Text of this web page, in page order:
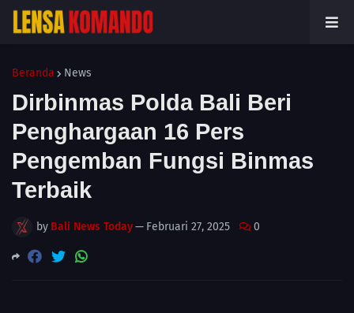
Beranda News
Dirbinmas Polda Bali Beri
Penghargaan 16 Pers
Pengemban Fungsi Binmas
Terbaik
by Bali News Today— Februari 27, 2025 0